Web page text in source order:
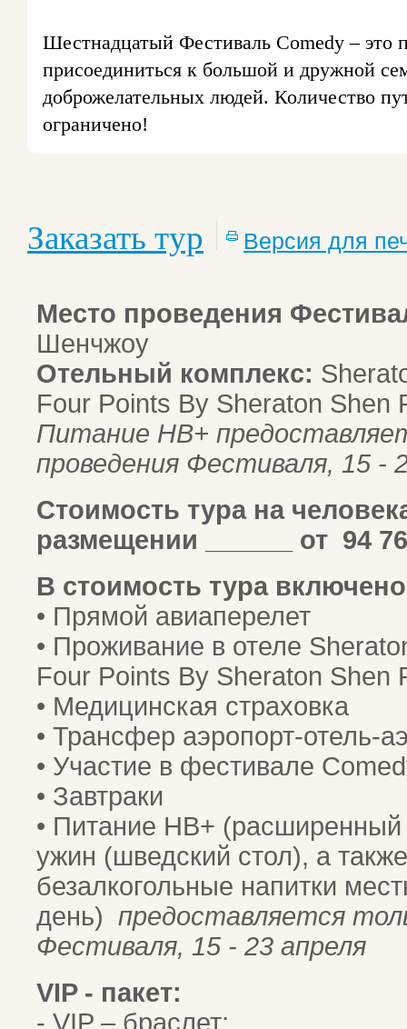
Шестнадцатый Фестиваль Comedy – это
присоединиться к большой и дружной
доброжелательных людей. Количество
ограничено!
Заказать тур Версия для
Место проведения
Шенчжоу
Отельный комплекс:
Four Points By Sheraton Shen
Питание HB+
проведения Фестиваля, 15 -
Стоимость тура на
размещении ______ от 94
В стоимость тура
• Прямой авиаперелет
• Проживание в отеле
Four Points By Sheraton Shen
• Медицинская страховка
• Трансфер аэропорт-отель-
• Участие в фестивале
• Завтраки
• Питание HB+
ужин (шведский стол), а
безалкогольные напитки
день) предоставляется
Фестиваля, 15 - 23 апреля
VIP - пакет:
- VIP – браслет;